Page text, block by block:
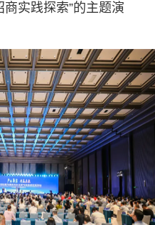
实践探索”的主题演